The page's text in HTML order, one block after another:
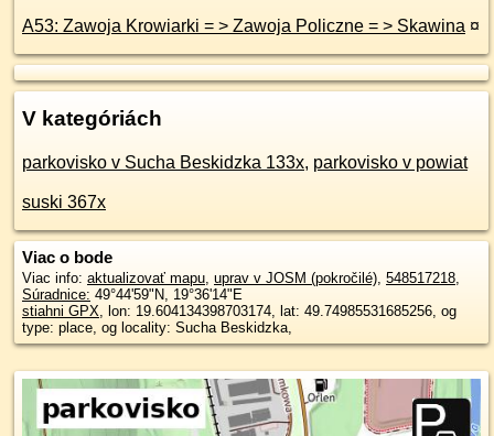
A53: Zawoja Krowiarki = > Zawoja Policzne = > Skawina ¤
V kategóriách
parkovisko v Sucha Beskidzka 133x, parkovisko v powiat
suski 367x
Viac o bode
Viac info: aktualizovať mapu, uprav v JOSM (pokročilé), 548517218,
Súradnice: 49°44'59"N, 19°36'14"E
stiahni GPX, lon: 19.604134398703174, lat: 49.74985531685256, og
type: place, og locality: Sucha Beskidzka,